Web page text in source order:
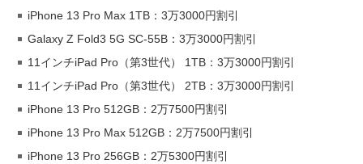
iPhone 13 Pro Max 1TB：3万3000円割引
Galaxy Z Fold3 5G SC-55B：3万3000円割引
11インチiPad Pro（第3世代） 1TB：3万3000円割引
11インチiPad Pro（第3世代） 2TB：3万3000円割引
iPhone 13 Pro 512GB：2万7500円割引
iPhone 13 Pro Max 512GB：2万7500円割引
iPhone 13 Pro 256GB：2万5300円割引